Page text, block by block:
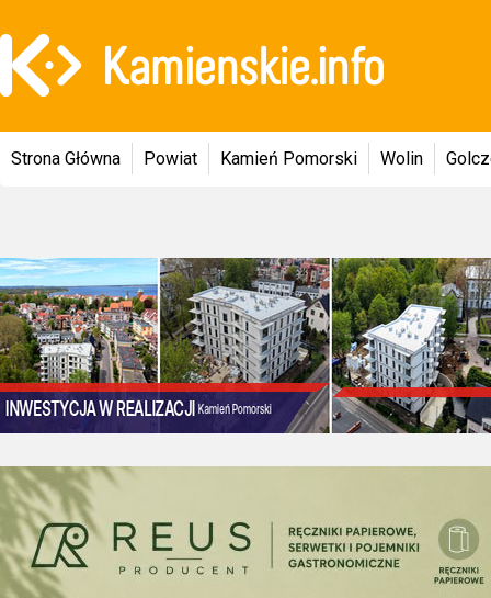
Strona Główna Powiat Kamień Pomorski Wolin